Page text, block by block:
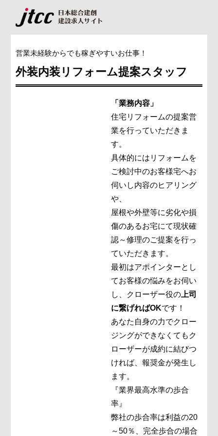
営業未経験からでも稼ぎやすいお仕事！
外装内装リフォーム提案スタッフ
「業務内容」
住宅リフォームの提案営
業を行っていただきま
す。
具体的にはリフォームを
ご検討中のお客様宅へお
伺いし内容のヒアリング
や、
屋根や外壁等に劣化や損
傷のあるお宅にて現状確
認～修理のご提案を行っ
ていただきます。
最初はアポインターとし
てお客様の悩みをお伺い
し、クローザー役の上司
に繋げればOKです！
あなた自身の力でクロー
ジングができなくてもク
ローザーが成約に結びつ
ければ、報奨金が発生し
ます。
『業界最高水準の歩合
率』
弊社の歩合率は利益の20
～50％、完全歩合の場合